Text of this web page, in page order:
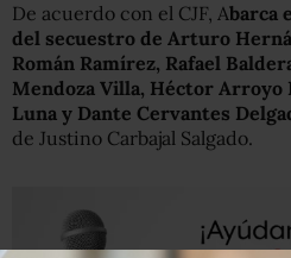
De acuerdo con el CJF, Abarca
del secuestro de Arturo
Román Ramírez, Rafael
Mendoza Villa, Héctor Arroyo
Luna y Dante Cervantes
de Justino Carbajal Salgado.